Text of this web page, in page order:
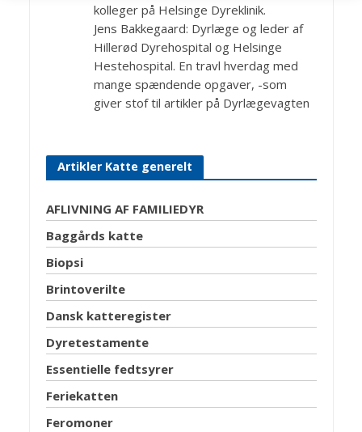
kolleger på Helsinge Dyreklinik.
Jens Bakkegaard: Dyrlæge og leder af
Hillerød Dyrehospital og Helsinge
Hestehospital. En travl hverdag med
mange spændende opgaver, -som
giver stof til artikler på Dyrlægevagten
Artikler Katte generelt
AFLIVNING AF FAMILIEDYR
Baggårds katte
Biopsi
Brintoverilte
Dansk katteregister
Dyretestamente
Essentielle fedtsyrer
Feriekatten
Feromoner